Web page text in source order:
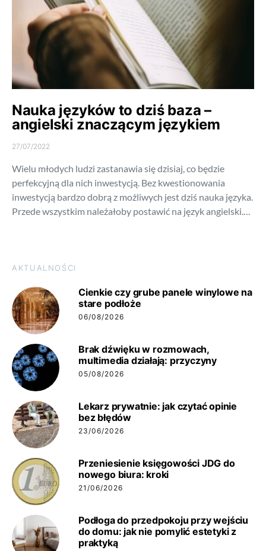
Nauka języków to dziś baza –
angielski znaczącym językiem
27/07/2022
Wielu młodych ludzi zastanawia się dzisiaj, co będzie
perfekcyjną dla nich inwestycją. Bez kwestionowania
inwestycją bardzo dobrą z możliwych jest dziś nauka języka.
Przede wszystkim należałoby postawić na język angielski.…
AKTUALNOŚCI
Cienkie czy grube panele winylowe na
stare podłoże
06/08/2026
Brak dźwięku w rozmowach,
multimedia działają: przyczyny
05/08/2026
Lekarz prywatnie: jak czytać opinie
bez błędów
23/06/2026
Przeniesienie księgowości JDG do
nowego biura: kroki
21/06/2026
Podłoga do przedpokoju przy wejściu
do domu: jak nie pomylić estetyki z
praktyką